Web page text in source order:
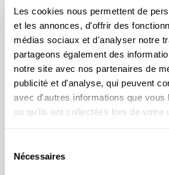
Les cookies nous permettent de
et les annonces, d'offrir des
médias sociaux et d'analyser notre
partageons également des
notre site avec nos partenaires de
publicité et d'analyse, qui peuvent
avec d'autres informations que vous
ou qu'ils ont collectées lors de votre
Nécessaires
LA RANDONNÉE 2/2026
CHF 13.50
CHOISISSEZ